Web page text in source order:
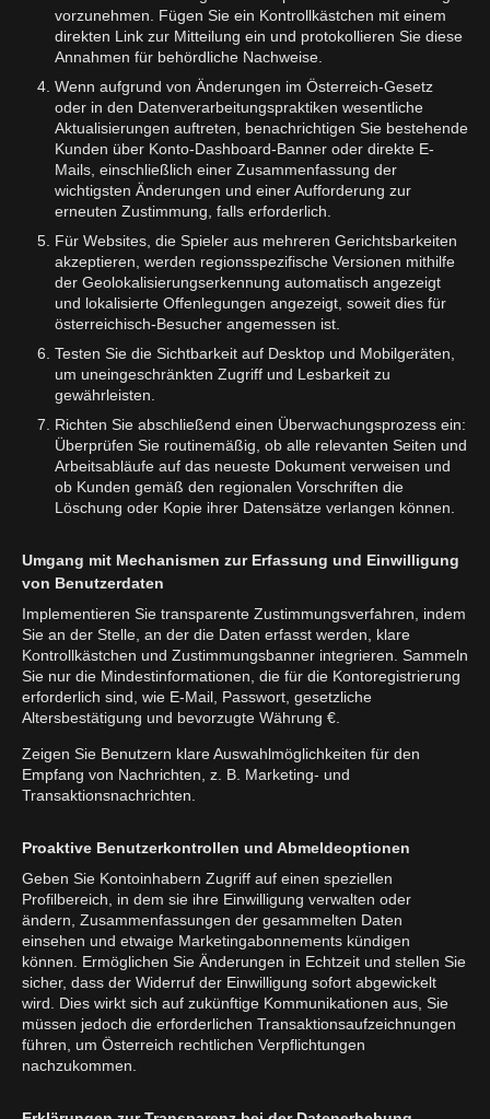
vorzunehmen. Fügen Sie ein Kontrollkästchen mit einem
direkten Link zur Mitteilung ein und protokollieren Sie diese
Annahmen für behördliche Nachweise.
Wenn aufgrund von Änderungen im Österreich-Gesetz
oder in den Datenverarbeitungspraktiken wesentliche
Aktualisierungen auftreten, benachrichtigen Sie bestehende
Kunden über Konto-Dashboard-Banner oder direkte E-
Mails, einschließlich einer Zusammenfassung der
wichtigsten Änderungen und einer Aufforderung zur
erneuten Zustimmung, falls erforderlich.
Für Websites, die Spieler aus mehreren Gerichtsbarkeiten
akzeptieren, werden regionsspezifische Versionen mithilfe
der Geolokalisierungserkennung automatisch angezeigt
und lokalisierte Offenlegungen angezeigt, soweit dies für
österreichisch-Besucher angemessen ist.
Testen Sie die Sichtbarkeit auf Desktop und Mobilgeräten,
um uneingeschränkten Zugriff und Lesbarkeit zu
gewährleisten.
Richten Sie abschließend einen Überwachungsprozess ein:
Überprüfen Sie routinemäßig, ob alle relevanten Seiten und
Arbeitsabläufe auf das neueste Dokument verweisen und
ob Kunden gemäß den regionalen Vorschriften die
Löschung oder Kopie ihrer Datensätze verlangen können.
Umgang mit Mechanismen zur Erfassung und Einwilligung
von Benutzerdaten
Implementieren Sie transparente Zustimmungsverfahren, indem
Sie an der Stelle, an der die Daten erfasst werden, klare
Kontrollkästchen und Zustimmungsbanner integrieren. Sammeln
Sie nur die Mindestinformationen, die für die Kontoregistrierung
erforderlich sind, wie E-Mail, Passwort, gesetzliche
Altersbestätigung und bevorzugte Währung €.
Zeigen Sie Benutzern klare Auswahlmöglichkeiten für den
Empfang von Nachrichten, z. B. Marketing- und
Transaktionsnachrichten.
Proaktive Benutzerkontrollen und Abmeldeoptionen
Geben Sie Kontoinhabern Zugriff auf einen speziellen
Profilbereich, in dem sie ihre Einwilligung verwalten oder
ändern, Zusammenfassungen der gesammelten Daten
einsehen und etwaige Marketingabonnements kündigen
können. Ermöglichen Sie Änderungen in Echtzeit und stellen Sie
sicher, dass der Widerruf der Einwilligung sofort abgewickelt
wird. Dies wirkt sich auf zukünftige Kommunikationen aus, Sie
müssen jedoch die erforderlichen Transaktionsaufzeichnungen
führen, um Österreich rechtlichen Verpflichtungen
nachzukommen.